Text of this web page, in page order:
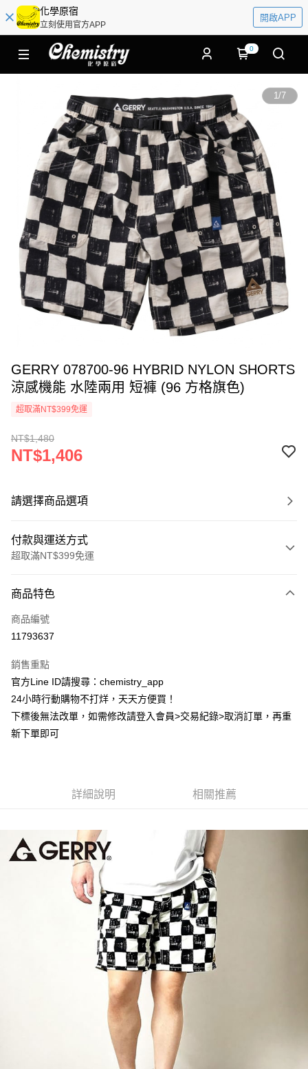
化學原宿
立刻使用官方APP
開啟APP
0
1/7
GERRY 078700-96 HYBRID NYLON SHORTS
涼感機能 水陸兩用 短褲 (96 方格旗色)
超取滿NT$399免運
NT$1,480
NT$1,406
請選擇商品選項
付款與運送方式
超取滿NT$399免運
信用卡一次付款
超商取貨付款
Apple Pay
街口支付
悠遊付
每筆NT$60，滿NT$399(含以上)免運費
付款後全家取貨
每筆NT$60，滿NT$399(含以上)免運費
每筆NT$60，滿NT$399(含以上)免運費
每筆NT$60，滿NT$399(含以上)免運費
每筆NT$150，滿NT$6,000(含以上)免運費
商品特色
商品編號
11793637
銷售重點
官方Line ID請搜尋：chemistry_app
24小時行動購物不打烊，天天方便買！
下標後無法改單，如需修改請登入會員>交易紀錄>取消訂單，再重
新下單即可
詳細說明 相關推薦